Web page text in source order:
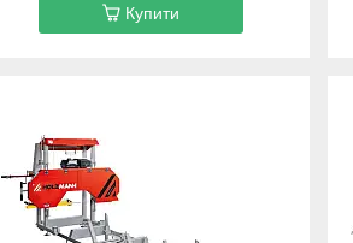
Купити